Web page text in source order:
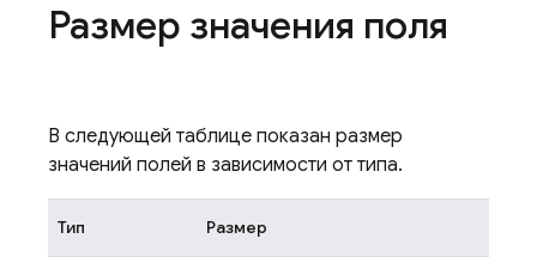
Размер значения поля
В следующей таблице показан размер
значений полей в зависимости от типа.
Тип Размер